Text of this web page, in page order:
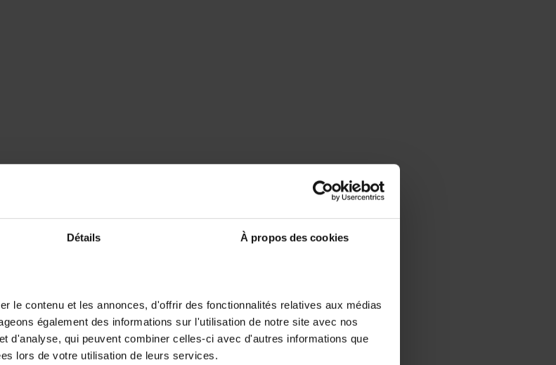
Détails À propos des cookies
le contenu et les annonces, d'offrir des fonctionnalités relatives aux médias
également des informations sur l'utilisation de notre site avec nos
d'analyse, qui peuvent combiner celles-ci avec d'autres informations que
lors de votre utilisation de leurs services.